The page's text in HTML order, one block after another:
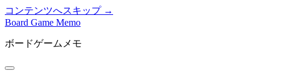
コンテンツへスキップ →
Board Game Memo
ボードゲームメモ
メ